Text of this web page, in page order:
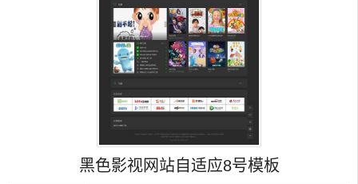
黑色影视网站自适应8号模板